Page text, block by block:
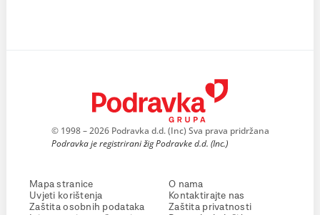
© 1998 – 2026 Podravka d.d. (Inc) Sva prava pridržana
Podravka je registrirani žig Podravke d.d. (Inc.)
Mapa stranice
Uvjeti korištenja
Zaštita osobnih podataka
O nama
Kontaktirajte nas
Zaštita privatnosti